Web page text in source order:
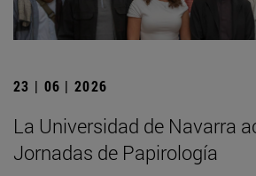
23 | 06 | 2026
La Universidad de Navarra
Jornadas de Papirología